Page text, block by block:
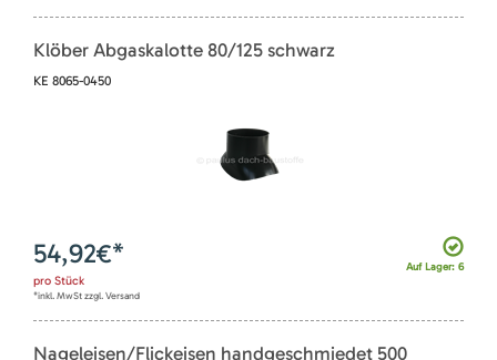
Klöber Abgaskalotte 80/125 schwarz
KE 8065-0450
Auf Lager: 6
54,92€*
pro Stück
*inkl. MwSt zzgl. Versand
Nageleisen/Flickeisen handgeschmiedet 500